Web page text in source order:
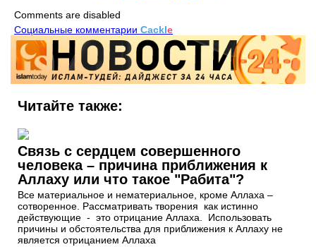
Comments are disabled
Социальные комментарии Cackle
Читайте также:
Связь с сердцем совершенного
человека – причина приближения к
Аллаху или что такое "Рабита"?
Все материальное и нематериальное, кроме Аллаха –
сотворенное. Рассматривать творения как истинно
действующие - это отрицание Аллаха. Использовать
причины и обстоятельства для приближения к Аллаху не
является отрицанием Аллаха